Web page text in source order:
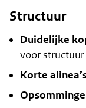
Structuur
Duidelijke
voor structuur
Korte